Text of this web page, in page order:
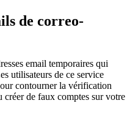
de correo-
email temporaires qui
utilisateurs de ce service
contourner la vérification
créer de faux comptes sur votre